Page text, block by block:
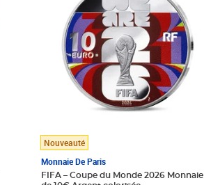
Nouveauté
Monnaie De Paris
FIFA – Coupe du Monde 2026 Monnaie